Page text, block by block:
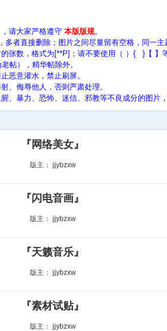
请大家严格遵守 本版版规。
多者直接删除；图片之间尽量留有空格，同一主
张数，格式为[**P]；请不要使用（ ）{ }【 】
帖），精华帖除外。
恶意灌水，禁止刷屏。
、侮辱他人，否则严肃处理。
、暴力、恐怖、迷信、邪教等不良成分的图片，
『网络美女』
版主： jjybzxw
『闪电音画』
版主： jjybzxw
『天籁音乐』
版主： jjybzxw
『素材试贴』
版主： jjybzxw